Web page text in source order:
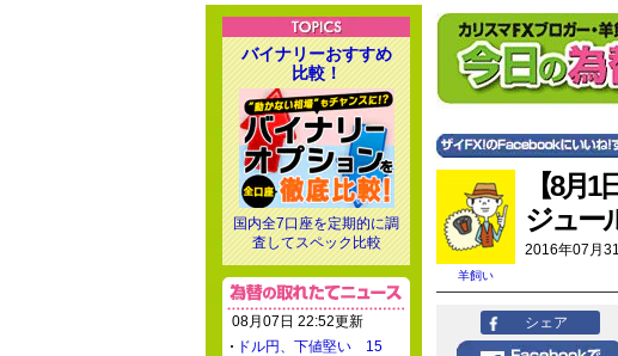
羊飼い
【8月
ジュー
2016年07月
シェア
バイナリーおすすめ
比較！
国内全7口座を定期的に調
査してスペック比較
08月07日 22:52更新
ドル円、下値堅い 15